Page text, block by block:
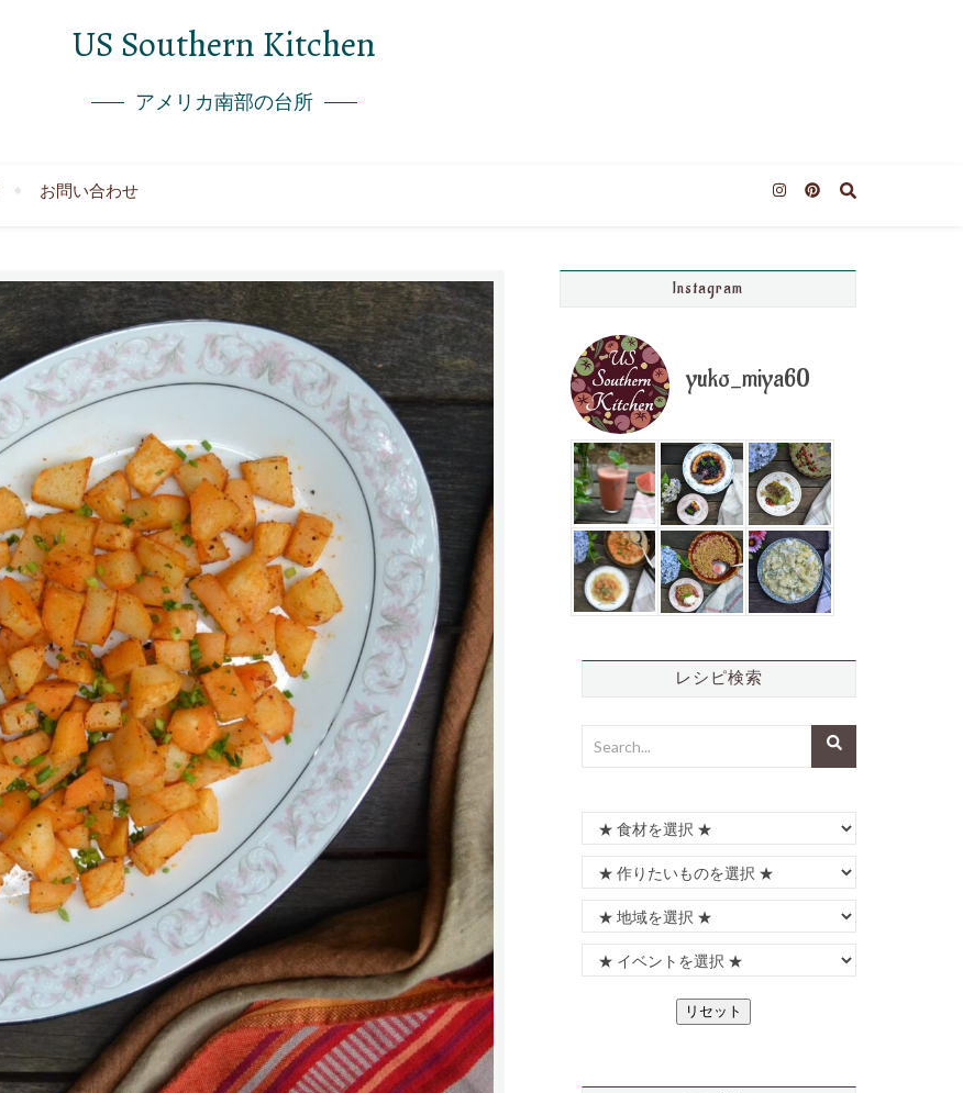
US Southern Kitchen
アメリカ南部の台所
お問い合わせ
Instagram
yuko_miya60
レシピ検索
リセット